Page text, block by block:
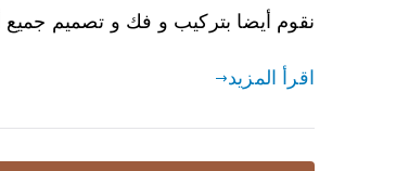
نقوم أيضا بتركيب و فك و تصميم جميع
اقرأ المزيد